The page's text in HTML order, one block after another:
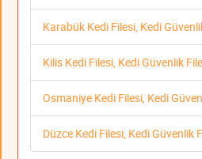
Karabük Kedi Filesi, Kedi
Kilis Kedi Filesi, Kedi Güvenlik
Osmaniye Kedi Filesi, Kedi
Düzce Kedi Filesi, Kedi Güvenlik